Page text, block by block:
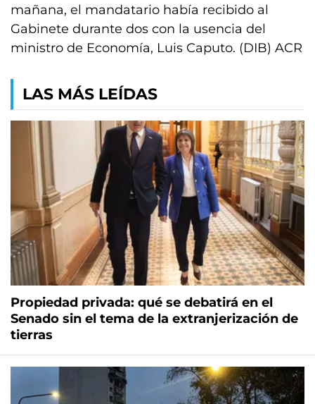
mañana, el mandatario había recibido al
Gabinete durante dos con la usencia del
ministro de Economía, Luis Caputo. (DIB) ACR
LAS MÁS LEÍDAS
Propiedad privada: qué se debatirá en el
Senado sin el tema de la extranjerización de
tierras